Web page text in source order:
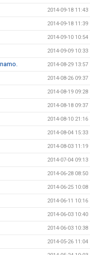
2014-09-18 11:43
2014-09-18 11:39
2014-09-10 10:54
2014-09-09 10:33
2014-08-29 13:57
2014-08-26 09:37
2014-08-19 09:28
2014-08-18 09:37
2014-08-10 21:16
2014-08-04 15:33
2014-08-03 11:19
2014-07-04 09:13
2014-06-28 08:50
2014-06-25 10:08
2014-06-11 10:16
2014-06-03 10:40
2014-06-03 10:38
2014-05-26 11:04